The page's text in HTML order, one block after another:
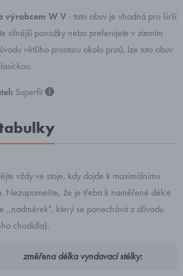
výrobcem W V - tato obuv je vhodná pro širší
silnější ponožky nebo preferujete v zimním
většího prostoru okolo prstů, lze tuto obuv
Superfit
vždy ve stoje, kdy dojde k maximálnímu
Nezapomeňte, že je třeba k naměřené délce
,,nadměrek", který se ponechává z důvodu
chodidla).
změřena délka vyndavací stélky: